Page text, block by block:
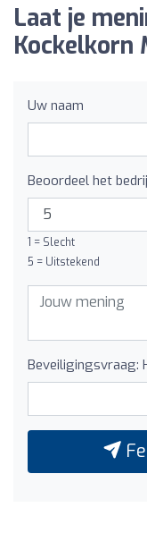
Laat je
Kockelkorn
Uw naam
Beoordeel het
1 = Slecht
5 = Uitstekend
Beveiligingsvraag: